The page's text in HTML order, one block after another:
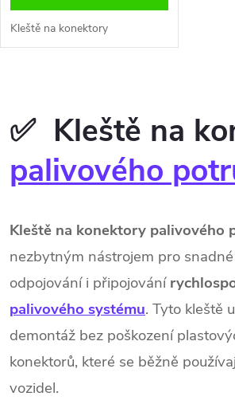
Kleště na konektory
v
l
á
d
a
c
í
p
r
✅ Kleště na
palivového
Kleště na konektory palivového
nezbytným nástrojem pro
odpojování i připojování
palivového systému. Tyto kleště
demontáž bez poškození
konektorů, které se běžně
vozidel.